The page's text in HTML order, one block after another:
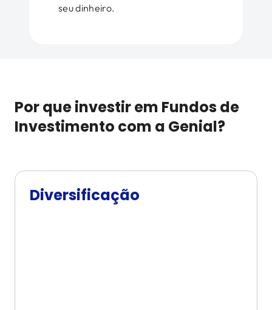
seu dinheiro.
Por que investir em Fundos de
Investimento com a Genial?
Diversificação